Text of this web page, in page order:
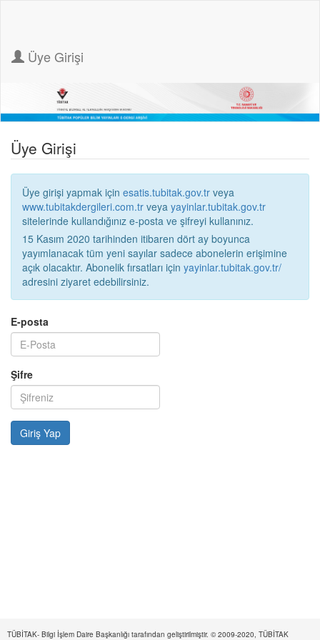
Üye Girişi
Üye Girişi
Üye girişi yapmak için esatis.tubitak.gov.tr veya
www.tubitakdergileri.com.tr veya yayinlar.tubitak.gov.tr
sitelerinde kullandığınız e-posta ve şifreyi kullanınız.
15 Kasım 2020 tarihinden itibaren dört ay boyunca
yayımlanacak tüm yeni sayılar sadece abonelerin erişimine
açık olacaktır. Abonelik fırsatları için yayinlar.tubitak.gov.tr/
adresini ziyaret edebilirsiniz.
E-posta
Şifre
TÜBİTAK- Bilgi İşlem Daire Başkanlığı tarafından geliştirilmiştir. © 2009-2020, TÜBİTAK